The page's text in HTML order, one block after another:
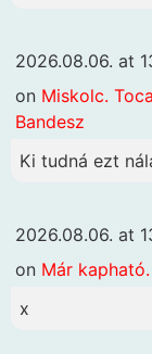
2026.08.06. at
on Miskolc.
Bandesz
Ki tudná ezt
2026.08.06. at
on Már
x